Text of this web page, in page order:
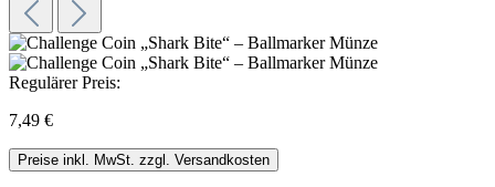
Regulärer Preis:
7,49 €
Preise inkl. MwSt. zzgl. Versandkosten